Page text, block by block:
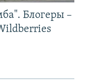
Блогеры –